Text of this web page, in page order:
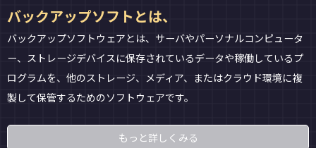
バックアップソフトとは、
バックアップソフトウェアとは、サーバやパーソナルコンピュータ
ー、ストレージデバイスに保存されているデータや稼働しているプ
ログラムを、他のストレージ、メディア、またはクラウド環境に複
製して保管するためのソフトウェアです。
もっと詳しくみる